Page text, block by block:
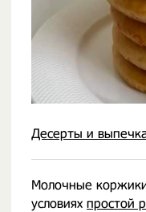
Десерты и
Молочные
условиях простой